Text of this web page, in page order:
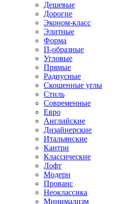
Дешевые
Дорогие
Эконом-класс
Элитные
Форма
П-образные
Угловые
Прямые
Радиусные
Скошенные углы
Стиль
Современные
Евро
Английские
Дизайнерские
Итальянские
Кантри
Классические
Лофт
Модерн
Прованс
Неоклассика
Минимализм